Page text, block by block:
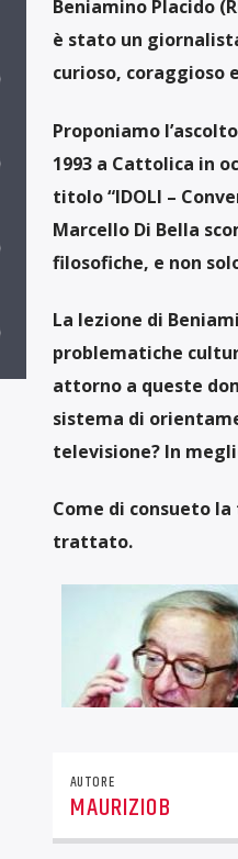
Beniamino Placido
è stato un
curioso, coraggioso
Proponiamo
1993 a Cattolica in
titolo “IDOLI –
Marcello Di Bella
filosofiche, e non
La lezione di
problematiche
attorno a queste
sistema di
televisione? In
Come di consueto
trattato.
AUTORE
MAURIZIOB